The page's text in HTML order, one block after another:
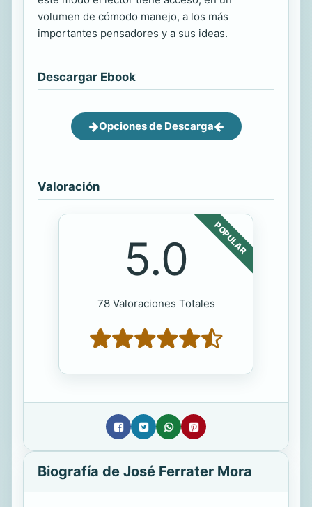
volumen de cómodo manejo, a los más
importantes pensadores y a sus ideas.
Descargar Ebook
Opciones de Descarga
Valoración
POPULAR
5.0
78 Valoraciones Totales
Biografía de José Ferrater Mora